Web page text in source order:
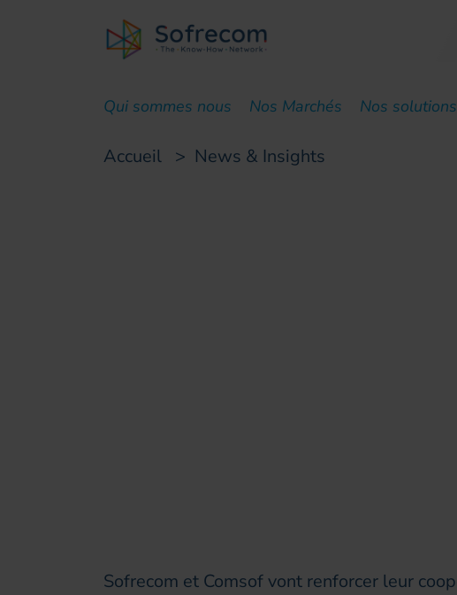
Qui sommes nous Nos Marchés Nos solutions
Accueil > News & Insights
Sofrecom et Comsof vont renforcer leur